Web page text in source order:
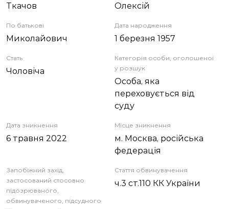
ПОВІСТКИ
Ткачов Олексій
По батькові
Миколайович
Дата народження
1 березня 1957
Стать
Чоловіча
Категорія особи, оголошеної
у розшук
Особа, яка
переховується від
суду
Дата зникнення
6 травня 2022
Місце зникнення
м. Москва, російська
федерація
Запобіжний захід,
застосований стосовно
підозрюваного,
обвинуваченого, підсудного
Стаття обвинувачення
ч.3 ст.110 КК України